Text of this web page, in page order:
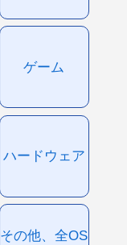
ゲーム
ハードウェア
その他、全OS